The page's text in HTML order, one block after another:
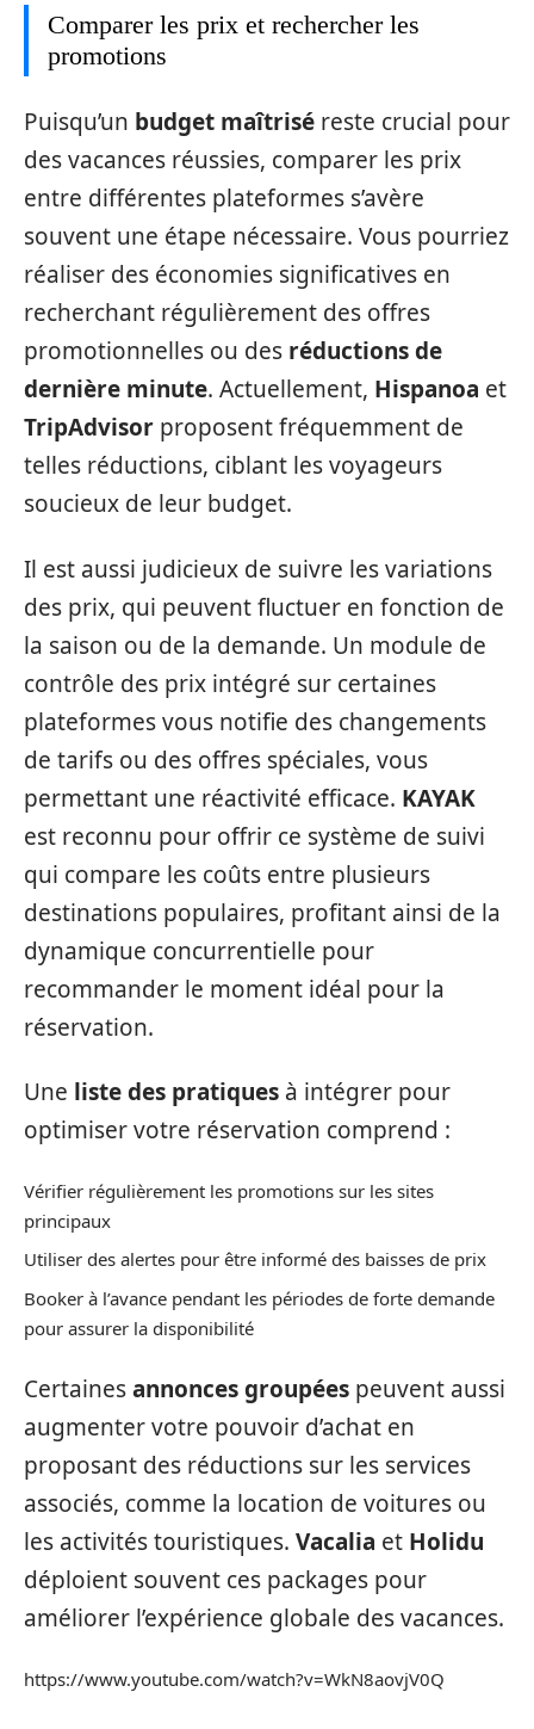
Comparer les prix et rechercher les
promotions
Puisqu’un budget maîtrisé reste crucial pour
des vacances réussies, comparer les prix
entre différentes plateformes s’avère
souvent une étape nécessaire. Vous pourriez
réaliser des économies significatives en
recherchant régulièrement des offres
promotionnelles ou des réductions de
dernière minute. Actuellement, Hispanoa et
TripAdvisor proposent fréquemment de
telles réductions, ciblant les voyageurs
soucieux de leur budget.
Il est aussi judicieux de suivre les variations
des prix, qui peuvent fluctuer en fonction de
la saison ou de la demande. Un module de
contrôle des prix intégré sur certaines
plateformes vous notifie des changements
de tarifs ou des offres spéciales, vous
permettant une réactivité efficace. KAYAK
est reconnu pour offrir ce système de suivi
qui compare les coûts entre plusieurs
destinations populaires, profitant ainsi de la
dynamique concurrentielle pour
recommander le moment idéal pour la
réservation.
Une liste des pratiques à intégrer pour
optimiser votre réservation comprend :
Vérifier régulièrement les promotions sur les sites
principaux
Utiliser des alertes pour être informé des baisses de prix
Booker à l’avance pendant les périodes de forte demande
pour assurer la disponibilité
Certainesannonces groupées peuvent aussi
augmenter votre pouvoir d’achat en
proposant des réductions sur les services
associés, comme la location de voitures ou
les activités touristiques. Vacalia et Holidu
déploient souvent ces packages pour
améliorer l’expérience globale des vacances.
https://www.youtube.com/watch?v=WkN8aovjV0Q